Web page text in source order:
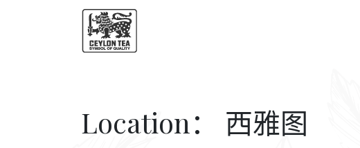
Location： 西雅图